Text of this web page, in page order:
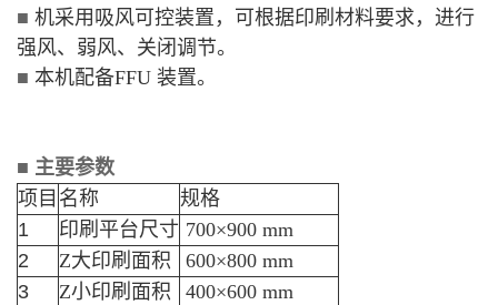
■ 机采用吸风可控装置，可根据印刷材料要求，进行
强风、弱风、关闭调节。
■ 本机配备FFU 装置。
■ 主要参数
项目 名称
规格
1
印刷平台尺寸 700×900 mm
2
Z大印刷面积
600×800 mm
3
Z小印刷面积
400×600 mm